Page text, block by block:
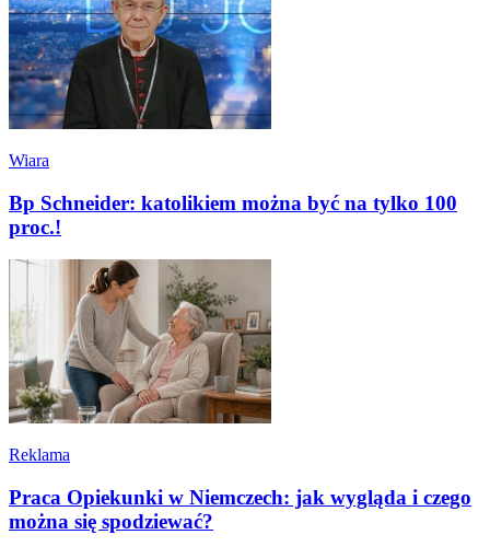
Wiara
Bp Schneider: katolikiem można być na tylko 100
proc.!
Reklama
Praca Opiekunki w Niemczech: jak wygląda i czego
można się spodziewać?